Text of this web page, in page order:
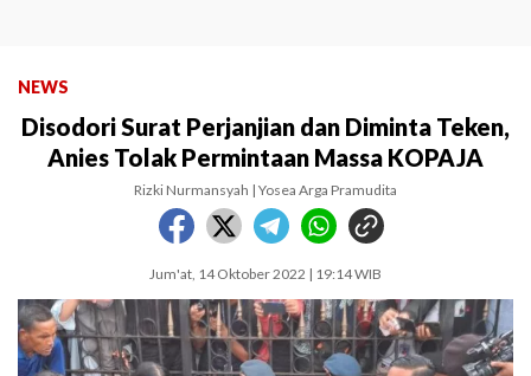
NEWS
Disodori Surat Perjanjian dan Diminta Teken,
Anies Tolak Permintaan Massa KOPAJA
Rizki Nurmansyah | Yosea Arga Pramudita
Jum'at, 14 Oktober 2022 | 19:14 WIB